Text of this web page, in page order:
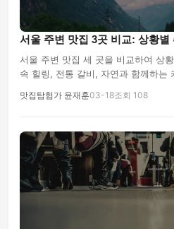
서울 주변 맛집 3곳 비교: 상황별
서울 주변 맛집 세 곳을 비교하여 상
속 힐링, 전통 갈비, 자연과 함께하는
맛집탐험가 윤재훈03-18조회 108